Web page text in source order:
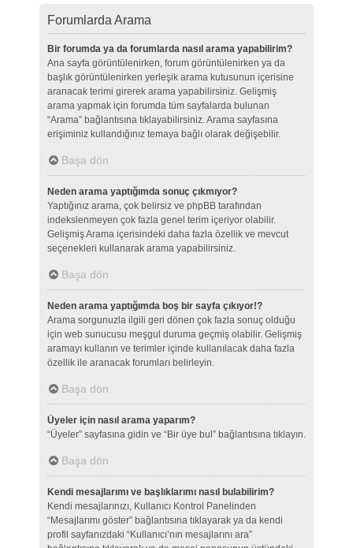
Forumlarda Arama
Bir forumda ya da forumlarda nasıl arama yapabilirim?
Ana sayfa görüntülenirken, forum görüntülenirken ya da
başlık görüntülenirken yerleşik arama kutusunun içerisine
aranacak terimi girerek arama yapabilirsiniz. Gelişmiş
arama yapmak için forumda tüm sayfalarda bulunan
“Arama” bağlantısına tıklayabilirsiniz. Arama sayfasına
erişiminiz kullandığınız temaya bağlı olarak değişebilir.
Başa dön
Neden arama yaptığımda sonuç çıkmıyor?
Yaptığınız arama, çok belirsiz ve phpBB tarafından
indekslenmeyen çok fazla genel terim içeriyor olabilir.
Gelişmiş Arama içerisindeki daha fazla özellik ve mevcut
seçenekleri kullanarak arama yapabilirsiniz.
Başa dön
Neden arama yaptığımda boş bir sayfa çıkıyor!?
Arama sorgunuzla ilgili geri dönen çok fazla sonuç olduğu
için web sunucusu meşgul duruma geçmiş olabilir. Gelişmiş
aramayı kullanın ve terimler içinde kullanılacak daha fazla
özellik ile aranacak forumları belirleyin.
Başa dön
Üyeler için nasıl arama yaparım?
“Üyeler” sayfasına gidin ve “Bir üye bul” bağlantısına tıklayın.
Başa dön
Kendi mesajlarımı ve başlıklarımı nasıl bulabilirim?
Kendi mesajlarınızı, Kullanıcı Kontrol Panelinden
“Mesajlarımı göster” bağlantısına tıklayarak ya da kendi
profil sayfanızdaki “Kullanıcı’nın mesajlarını ara”